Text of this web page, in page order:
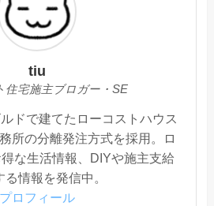
tiu
住宅施主ブロガー・SE
ドで建てたローコストハウス
所の分離発注方式を採用。ロ
な生活情報、DIYや施主支給
る情報を発信中。
プロフィール